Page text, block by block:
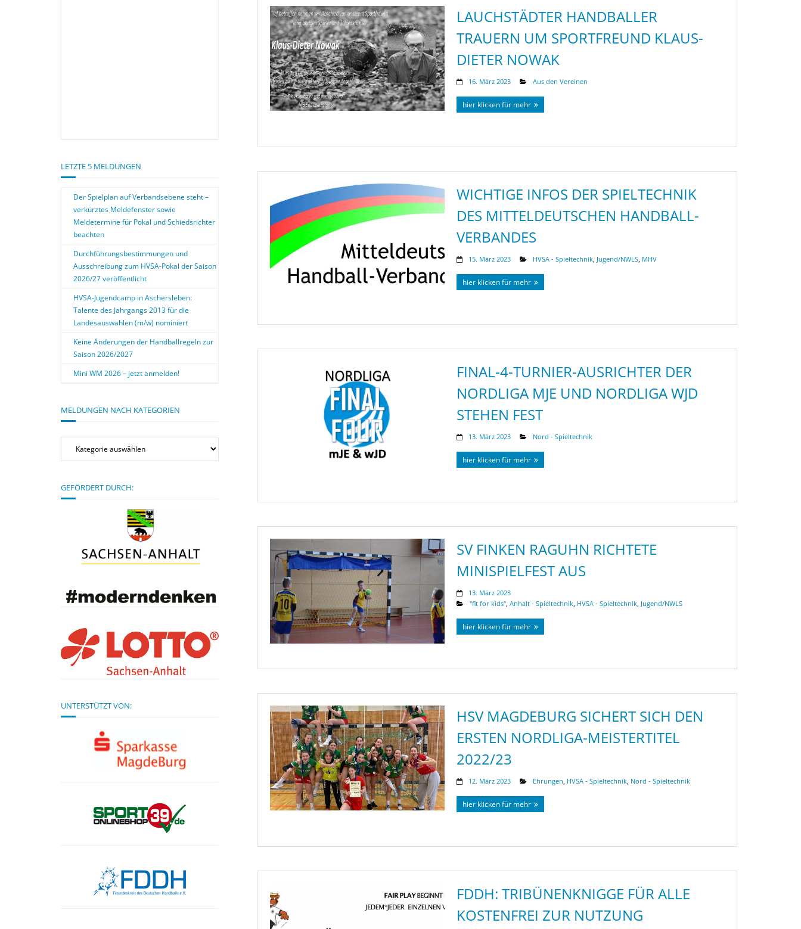
LAUCHSTÄDTER HANDBALLER
TRAUERN UM SPORTFREUND KLAUS-
DIETER NOWAK
16. März 2023 Aus den Vereinen
hier klicken für mehr
WICHTIGE INFOS DER SPIELTECHNIK
DES MITTELDEUTSCHEN HANDBALL-
VERBANDES
15. März 2023 HVSA - Spieltechnik Jugend/NWLS MHV
hier klicken für mehr
FINAL-4-TURNIER-AUSRICHTER DER
NORDLIGA MJE UND NORDLIGA WJD
STEHEN FEST
13. März 2023 Nord - Spieltechnik
hier klicken für mehr
SV FINKEN RAGUHN RICHTETE
MINISPIELFEST AUS
13. März 2023
"fit for kids" ,Anhalt - Spieltechnik HVSA - Spieltechnik Jugend/NWLS
hier klicken für mehr
HSV MAGDEBURG SICHERT SICH DEN
ERSTEN NORDLIGA-MEISTERTITEL
2022/23
12. März 2023 Ehrungen HVSA - Spieltechnik Nord - Spieltechnik
hier klicken für mehr
FDDH: TRIBÜNENKNIGGE FÜR ALLE
KOSTENFREI ZUR NUTZUNG
LETZTE 5 MELDUNGEN
Der Spielplan auf Verbandsebene steht –
verkürztes Meldefenster sowie
Meldetermine für Pokal und Schiedsrichter
beachten
Durchführungsbestimmungen und
Ausschreibung zum HVSA-Pokal der Saison
2026/27 veröffentlicht
HVSA-Jugendcamp in Aschersleben:
Talente des Jahrgangs 2013 für die
Landesauswahlen (m/w) nominiert
Keine Änderungen der Handballregeln zur
Saison 2026/2027
Mini WM 2026 – jetzt anmelden!
MELDUNGEN NACH KATEGORIEN
Meldungen
Kategorien
GEFÖRDERT DURCH:
UNTERSTÜTZT VON: